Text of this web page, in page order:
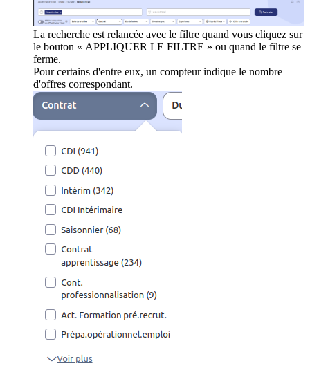
La recherche est relancée avec le filtre quand vous cliquez sur
le bouton « APPLIQUER LE FILTRE » ou quand le filtre se
ferme.
Pour certains d'entre eux, un compteur indique le nombre
d'offres correspondant.